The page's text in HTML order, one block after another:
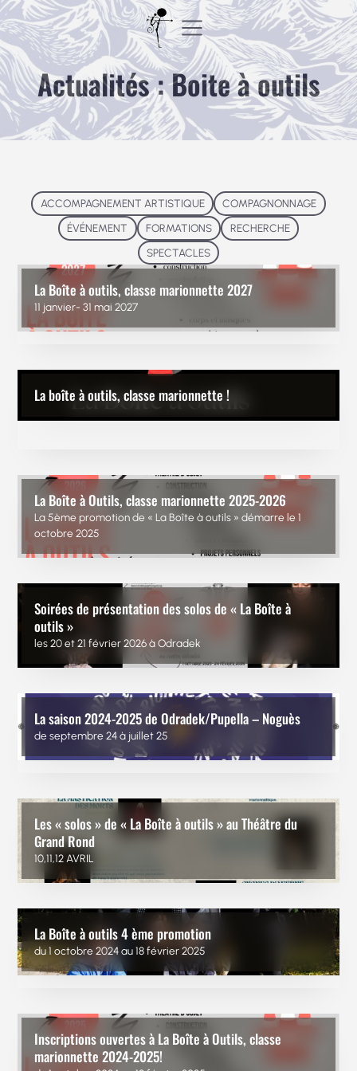
Aller
au
contenu
Actualités : Boite à outils
ACCOMPAGNEMENT ARTISTIQUE
COMPAGNONNAGE
ÉVÉNEMENT
FORMATIONS
RECHERCHE
SPECTACLES
La Boîte à outils, classe marionnette 2027
11 janvier- 31 mai 2027
La boîte à outils, classe marionnette !
La Boîte à Outils, classe marionnette 2025-2026
La 5ème promotion de « La Boîte à outils » démarre le 1
octobre 2025
Soirées de présentation des solos de « La Boîte à
outils »
les 20 et 21 février 2026 à Odradek
La saison 2024-2025 de Odradek/Pupella – Noguès
de septembre 24 à juillet 25
Les « solos » de « La Boîte à outils » au Théâtre du
Grand Rond
10,11,12 AVRIL
La Boîte à outils 4 ème promotion
du 1 octobre 2024 au 18 février 2025
Inscriptions ouvertes à La Boîte à Outils, classe
marionnette 2024-2025!